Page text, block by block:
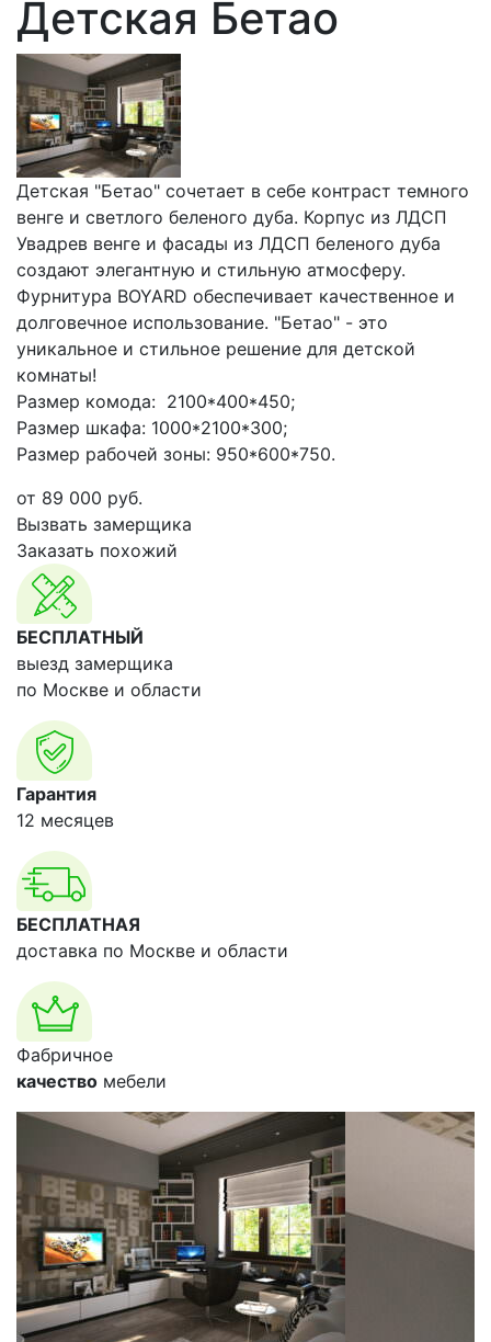
Детская Бетао
Детская "Бетао" сочетает в себе контраст темного
венге и светлого беленого дуба. Корпус из ЛДСП
Увадрев венге и фасады из ЛДСП беленого дуба
создают элегантную и стильную атмосферу.
Фурнитура BOYARD обеспечивает качественное и
долговечное использование. "Бетао" - это
уникальное и стильное решение для детской
комнаты!
Размер комода: 2100*400*450;
Размер шкафа: 1000*2100*300;
Размер рабочей зоны: 950*600*750.
от 89 000 руб.
Вызвать замерщика
Заказать похожий
БЕСПЛАТНЫЙ
выезд замерщика
по Москве и области
Гарантия
12 месяцев
БЕСПЛАТНАЯ
доставка по Москве и области
Фабричное
качество мебели